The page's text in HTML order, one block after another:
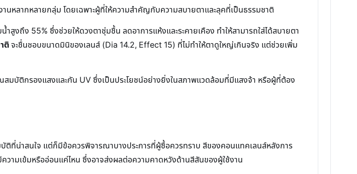
ลากหลายกลุ่ม โดยเฉพาะผู้ที่ให้ความสำคัญกับความสบายตาและลุคที่เป็นธรรมชาติ
ำสูงถึง 55% ซึ่งช่วยให้ดวงตาชุ่มชื้น ลดอาการแห้งและระคายเคือง ทำให้สามารถใส่ได้สบายตา
ติจะชื่นชอบขนาดมินิของเลนส์ (Dia 14.2, Effect 15) ที่ไม่ทำให้ตาดูใหญ่เกินจริง แต่ช่วยเพิ่ม
มบัติกรองแสงและกัน UV ซึ่งเป็นประโยชน์อย่างยิ่งในสภาพแวดล้อมที่มีแสงจ้า หรือผู้ที่ต้อง
น่าสนใจ แต่ก็มีข้อควรพิจารณาบางประการที่ผู้ซื้อควรทราบ สีของคอนแทคเลนส์หลังการ
ามเข้มหรืออ่อนแค่ไหน ซึ่งอาจส่งผลต่อความคาดหวังด้านสีสันของผู้ใช้งาน